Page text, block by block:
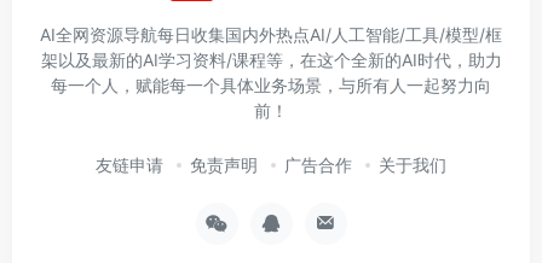
AI全网资源导航每日收集国内外热点AI/人工智能/工具/模型/框
架以及最新的AI学习资料/课程等，在这个全新的AI时代，助力
每一个人，赋能每一个具体业务场景，与所有人一起努力向
前！
友链申请 免责声明 广告合作 关于我们